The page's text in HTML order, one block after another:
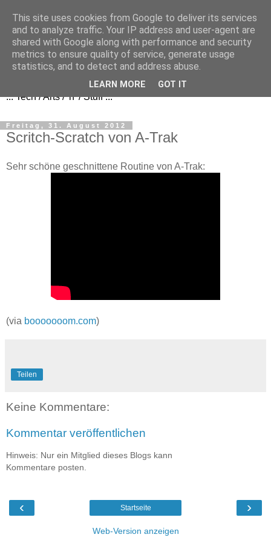
FezBook
... Tech / Arts / 'n' / Stuff ...
Freitag, 31. August 2012
Scritch-Scratch von A-Trak
Sehr schöne geschnittene Routine von A-Trak:
(via booooooom.com)
Teilen
Keine Kommentare:
Kommentar veröffentlichen
Hinweis: Nur ein Mitglied dieses Blogs kann
Kommentare posten.
‹ ›
Startseite
Web-Version anzeigen
This site uses cookies from Google to deliver its services
and to analyze traffic. Your IP address and user-agent are
shared with Google along with performance and security
metrics to ensure quality of service, generate usage
statistics, and to detect and address abuse.
LEARN MORE GOT IT